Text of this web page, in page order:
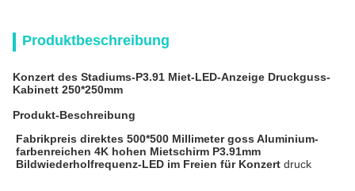
Produktbeschreibung
Konzert des Stadiums-P3.91 Miet-LED-Anzeige Druckguss-
Kabinett 250*250mm
Produkt-Beschreibung
Fabrikpreis direktes 500*500 Millimeter goss Aluminium-
farbenreichen 4K hohen Mietschirm P3.91mm
Bildwiederholfrequenz-LED im Freien für Konzert druck